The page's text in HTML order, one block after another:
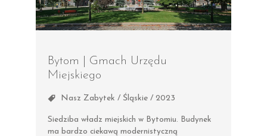
Bytom | Gmach Urzędu
Miejskiego
Nasz Zabytek / Śląskie / 2023
Siedziba władz miejskich w Bytomiu. Budynek
ma bardzo ciekawą modernistyczną